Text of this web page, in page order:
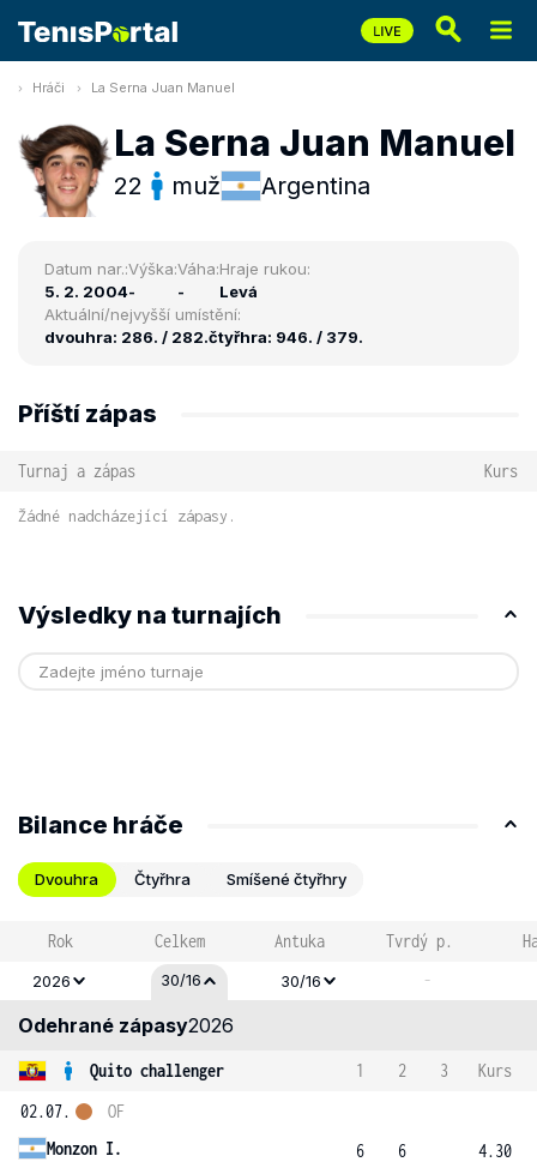
Hráči La Serna Juan Manuel
La Serna Juan Manuel
22 muž Argentina
Datum nar.:
5. 2. 2004
Výška:
-
Váha:
-
Hraje rukou:
Levá
Aktuální/nejvyšší umístění:
dvouhra: 286. / 282.čtyřhra: 946. / 379.
Příští zápas
Turnaj a zápas Kurs
Žádné nadcházející zápasy.
Výsledky na turnajích
Bilance hráče
Dvouhra Čtyřhra Smíšené čtyřhry
Rok Celkem Antuka Tvrdý p.
2026 30/16 30/16 -
Odehrané zápasy2026
Quito challenger 1 2 3
Kurs
02.07.
Monzon I.
OF
6
6
4.30